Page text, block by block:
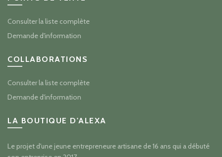
Consulter la liste complète
Demande d'information
COLLABORATIONS
Consulter la liste complète
Demande d'information
LA BOUTIQUE D'ALEXA
Le projet d'une jeune entrepreneure artisane de 16 ans qui a débuté